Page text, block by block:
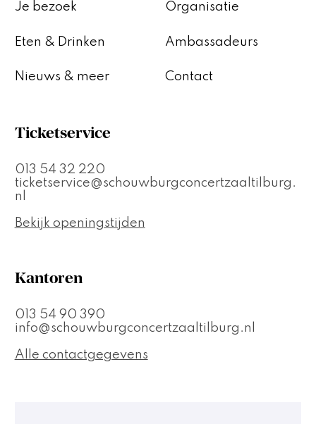
Je bezoek
Eten & Drinken
Nieuws & meer
Organisatie
Ambassadeurs
Contact
Ticketservice
013 54 32 220
ticketservice@schouwburgconcertzaaltilburg.
nl
Bekijk openingstijden
Kantoren
013 54 90 390
info@schouwburgconcertzaaltilburg.nl
Alle contactgegevens